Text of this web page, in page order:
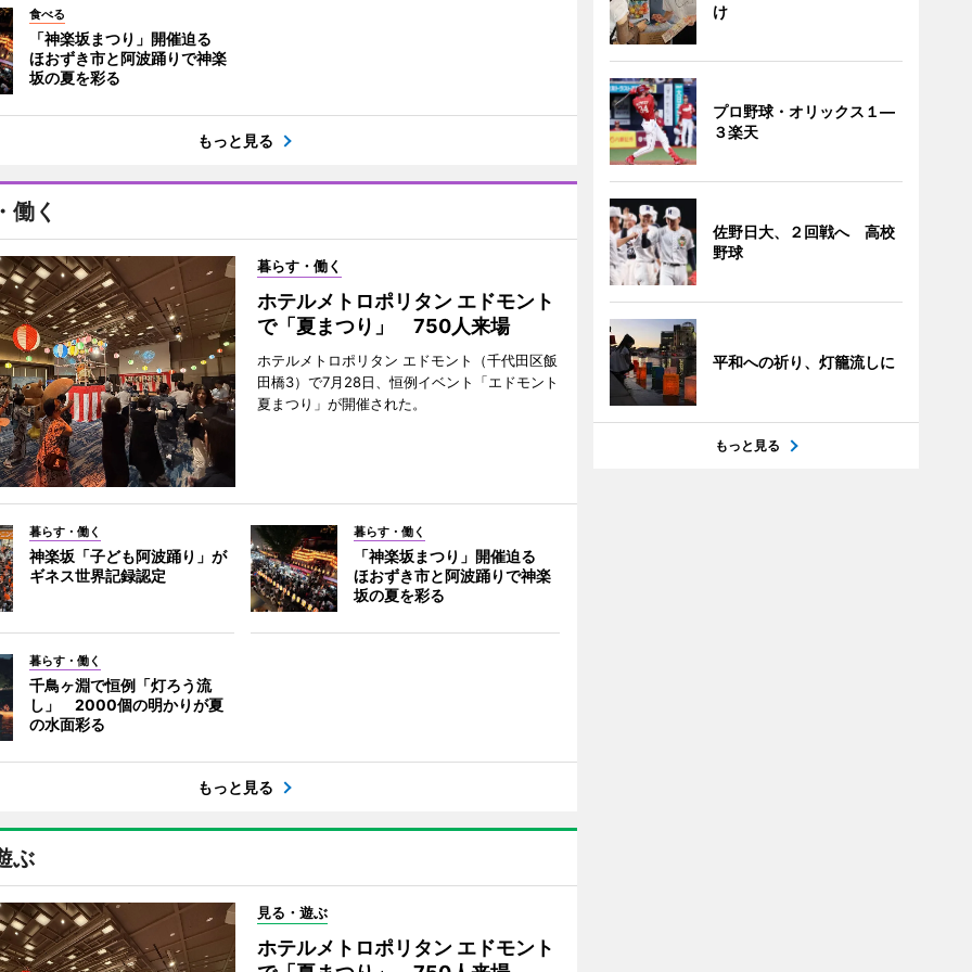
食べる
「神楽坂まつり」開催迫る
ほおずき市と阿波踊りで神楽
坂の夏を彩る
もっと見る
働く
暮らす・働く
ホテルメトロポリタン エドモント
で「夏まつり」 750人来場
ホテルメトロポリタン エドモント（千代田区飯
田橋3）で7月28日、恒例イベント「エドモント
夏まつり」が開催された。
暮らす・働く
神楽坂「子ども阿波踊り」が
ギネス世界記録認定
暮らす・働く
「神楽坂まつり」開催迫る
ほおずき市と阿波踊りで神楽
坂の夏を彩る
暮らす・働く
千鳥ヶ淵で恒例「灯ろう流
し」 2000個の明かりが夏
の水面彩る
もっと見る
ぶ
見る・遊ぶ
ホテルメトロポリタン エドモント
け
プロ野球・オリックス１―
３楽天
佐野日大、２回戦へ 高校
野球
平和への祈り、灯籠流しに
もっと見る